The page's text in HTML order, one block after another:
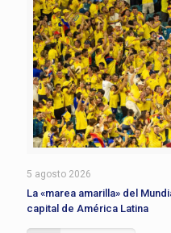
5 agosto 2026
La «marea amarilla» del
capital de América Latina